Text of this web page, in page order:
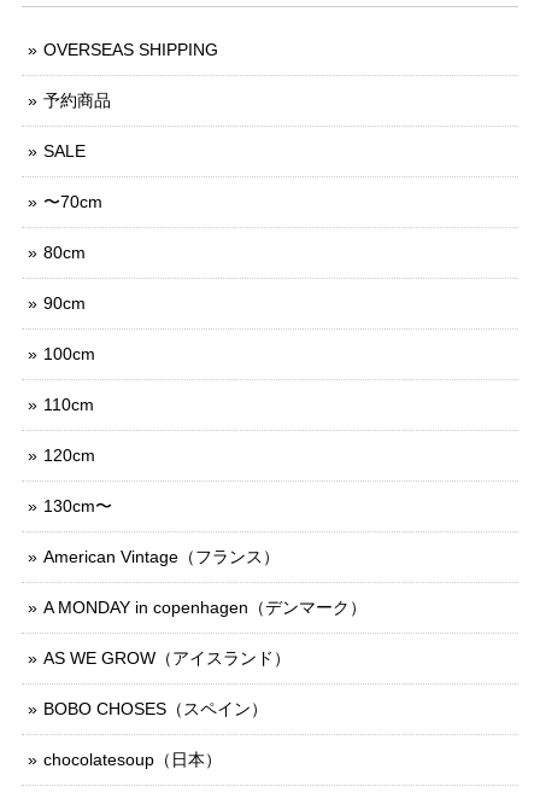
OVERSEAS SHIPPING
予約商品
SALE
〜70cm
80cm
90cm
100cm
110cm
120cm
130cm〜
American Vintage（フランス）
A MONDAY in copenhagen（デンマーク）
AS WE GROW（アイスランド）
BOBO CHOSES（スペイン）
chocolatesoup（日本）